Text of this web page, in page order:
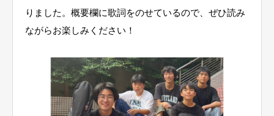
りました。概要欄に歌詞をのせているので、ぜひ読み
ながらお楽しみください！